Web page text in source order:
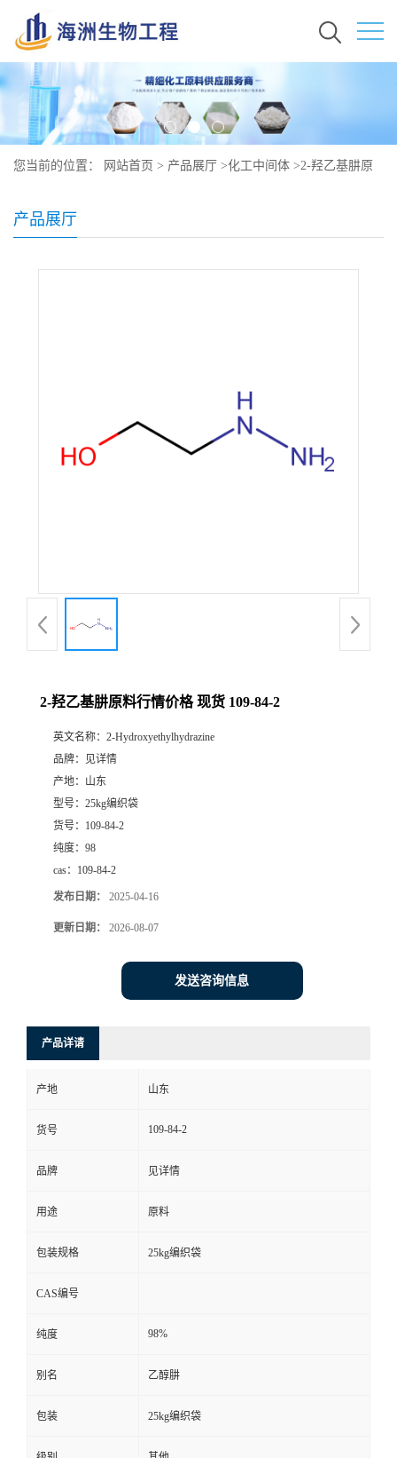
您当前的位置： 网站首页 > 产品展厅 >化工中间体 >2-羟乙基肼原
产品展厅
2-羟乙基肼原料行情价格 现货 109-84-2
英文名称： 2-Hydroxyethylhydrazine
品牌：
见详情
产地： 山东
型号： 25kg编织袋
货号： 109-84-2
纯度： 98
cas： 109-84-2
发布日期： 2025-04-16
更新日期： 2026-08-07
发送咨询信息
产品详请
产地 山东
货号 109-84-2
品牌 见详情
用途 原料
包装规格 25kg编织袋
CAS编号
纯度 98%
别名 乙醇肼
包装 25kg编织袋